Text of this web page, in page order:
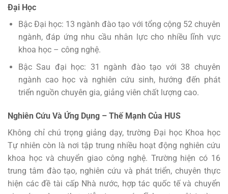
Đại Học
Bậc Đại học: 13 ngành đào tạo với tổng cộng 52 chuyên
ngành, đáp ứng nhu cầu nhân lực cho nhiều lĩnh vực
khoa học – công nghệ.
Bậc Sau đại học: 31 ngành đào tạo với 38 chuyên
ngành cao học và nghiên cứu sinh, hướng đến phát
triển nguồn chuyên gia, giảng viên chất lượng cao.
Nghiên Cứu Và Ứng Dụng – Thế Mạnh Của HUS
Không chỉ chú trọng giảng dạy, trường Đại học Khoa học
Tự nhiên còn là nơi tập trung nhiều hoạt động nghiên cứu
khoa học và chuyển giao công nghệ. Trường hiện có 16
trung tâm đào tạo, nghiên cứu và phát triển, chuyên thực
hiện các đề tài cấp Nhà nước, hợp tác quốc tế và chuyển